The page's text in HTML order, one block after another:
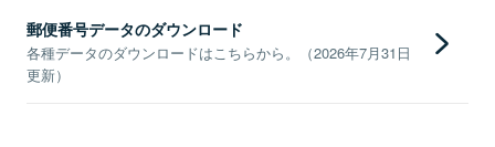
郵便番号データのダウンロード
各種データのダウンロードはこちらから。（2026年7月31日
更新）